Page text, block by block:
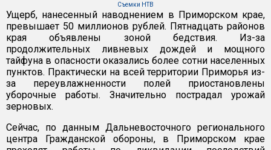
Съемки НТВ
Ущерб, нанесенный наводнением в Приморском крае,
превышает 50 миллионов рублей. Пятнадцать районов
края объявлены зоной бедствия. Из-за
продолжительных ливневых дождей и мощного
тайфуна в опасности оказались более сотни населенных
пунктов. Практически на всей территории Приморья из-
за переувлажненности полей приостановлены
уборочные работы. Значительно пострадал урожай
зерновых.
Сейчас, по данным Дальневосточного регионального
центра Гражданской обороны, в Приморском крае